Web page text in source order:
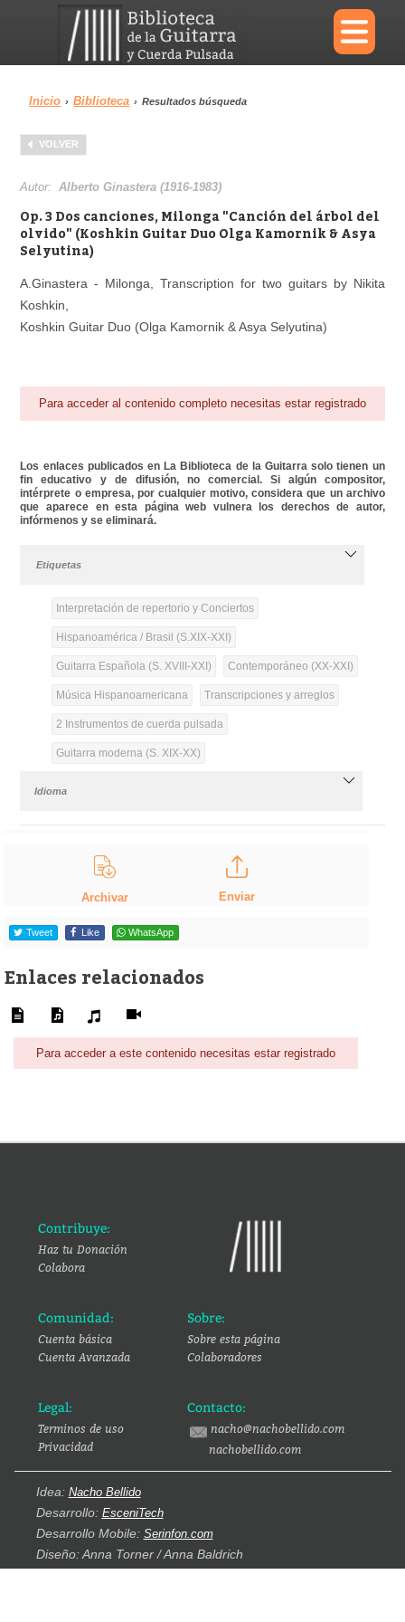
×
Menu
Biblioteca
Área personal Reproductor
Inicio › Biblioteca › Resultados búsqueda
VOLVER
Autor:Alberto Ginastera (1916-1983)
Op. 3 Dos canciones, Milonga "Canción del árbol del
olvido" (Koshkin Guitar Duo Olga Kamornik & Asya
Selyutina)
A.Ginastera - Milonga, Transcription for two guitars by Nikita
Koshkin,
Koshkin Guitar Duo (Olga Kamornik & Asya Selyutina)
Para acceder al contenido completo necesitas estar registrado
Los enlaces publicados en La Biblioteca de la Guitarra solo tienen un
fin educativo y de difusión, no comercial. Si algún compositor,
intérprete o empresa, por cualquier motivo, considera que un archivo
que aparece en esta página web vulnera los derechos de autor,
infórmenos y se eliminará.
Etiquetas
Interpretación de repertorio y Conciertos
Hispanoamérica / Brasil (S.XIX-XXI)
Guitarra Española (S. XVIII-XXI) Contemporáneo (XX-XXI)
Música Hispanoamericana Transcripciones y arreglos
2 Instrumentos de cuerda pulsada
Guitarra moderna (S. XIX-XX)
Idioma
Archivar Enviar
Tweet Like WhatsApp
Enlaces relacionados
Para acceder a este contenido necesitas estar registrado
Contribuye:
Haz tu Donación
Colabora
Comunidad:
Cuenta básica
Cuenta Avanzada
Sobre:
Sobre esta página
Colaboradores
Legal:
Terminos de uso
Privacidad
Contacto:
nacho@nachobellido.com
nachobellido.com
Idea: Nacho Bellido
Desarrollo: EsceniTech
Desarrollo Mobile: Serinfon.com
Diseño: Anna Torner / Anna Baldrich